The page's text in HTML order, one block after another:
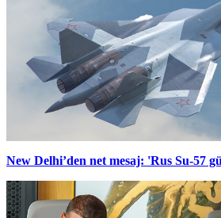
New Delhi’den net mesaj: 'Rus Su-57